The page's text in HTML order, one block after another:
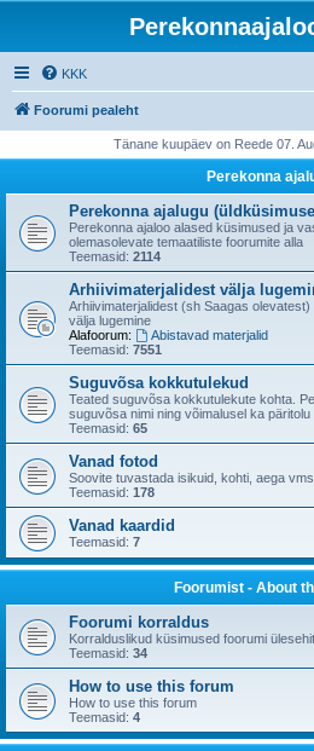
KKK
Foorumi pealeht
Tänane kuupäev on Reede 07.
Perekonna
Perekonna ajalugu
Perekonna ajaloo alased küsimused ja
olemasolevate temaatiliste foorumite alla
Teemasid: 2114
Arhiivimaterjalidest välja
Arhiivimaterjalidest (sh Saagas
välja lugemine
Alafoorum:
Abistavad materjalid
Teemasid: 7551
Suguvõsa kokkutulekud
Teated suguvõsa kokkutulekute kohta.
suguvõsa nimi ning võimalusel ka päritolu
Teemasid: 65
Vanad fotod
Soovite tuvastada isikuid, kohti, aega
Teemasid: 178
Vanad kaardid
Teemasid: 7
Foorumist - About
Foorumi korraldus
Korralduslikud küsimused foorumi
Teemasid: 34
How to use this forum
How to use this forum
Teemasid: 4